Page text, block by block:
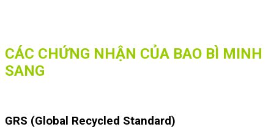
CÁC CHỨNG NHẬN CỦA BAO BÌ MINH
SANG
GRS (Global Recycled Standard)